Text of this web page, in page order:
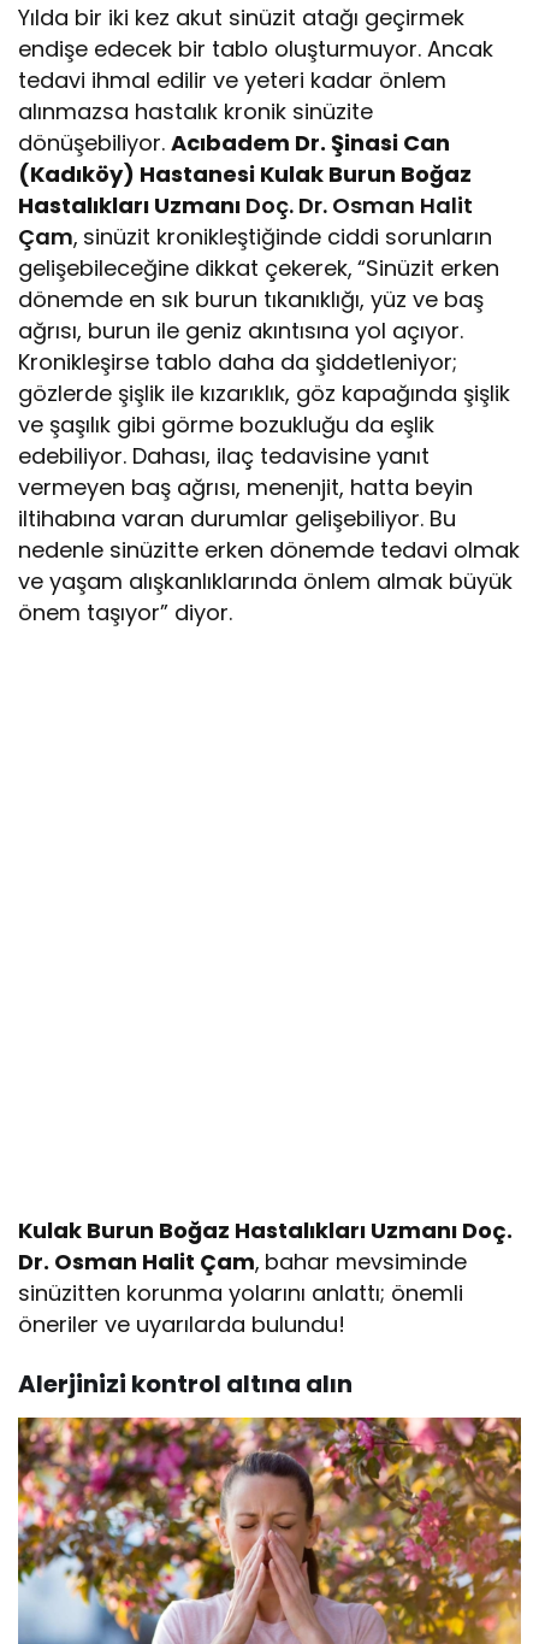
Yılda bir iki kez akut sinüzit atağı geçirmek
endişe edecek bir tablo oluşturmuyor. Ancak
tedavi ihmal edilir ve yeteri kadar önlem
alınmazsa hastalık kronik sinüzite
dönüşebiliyor.Acıbadem Dr. Şinasi Can
(Kadıköy) Hastanesi Kulak Burun Boğaz
Hastalıkları Uzmanı Doç. Dr. Osman Halit
Çam, sinüzit kronikleştiğinde ciddi sorunların
gelişebileceğine dikkat çekerek, “Sinüzit erken
dönemde en sık burun tıkanıklığı, yüz ve baş
ağrısı, burun ile geniz akıntısına yol açıyor.
Kronikleşirse tablo daha da şiddetleniyor;
gözlerde şişlik ile kızarıklık, göz kapağında şişlik
ve şaşılık gibi görme bozukluğu da eşlik
edebiliyor. Dahası, ilaç tedavisine yanıt
vermeyen baş ağrısı, menenjit, hatta beyin
iltihabına varan durumlar gelişebiliyor. Bu
nedenle sinüzitte erken dönemde tedavi olmak
ve yaşam alışkanlıklarında önlem almak büyük
önem taşıyor” diyor.
Kulak Burun Boğaz Hastalıkları Uzmanı Doç.
Dr. Osman Halit Çam, bahar mevsiminde
sinüzitten korunma yolarını anlattı; önemli
öneriler ve uyarılarda bulundu!
Alerjinizi kontrol altına alın